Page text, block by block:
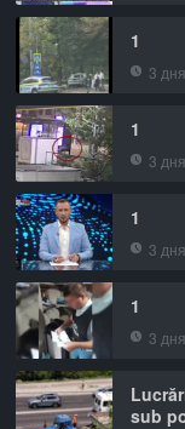
1
3
1
3
1
3
1
3
sub